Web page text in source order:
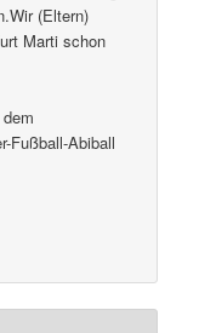
(Eltern)
Marti schon
Fußball-Abiball